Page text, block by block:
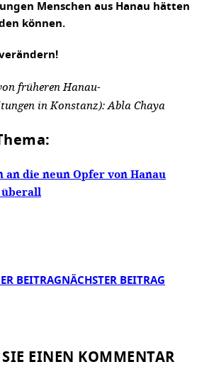
Menschen aus Hanau hätten
können.
früheren Hanau-
in Konstanz): Abla Chaya
an die neun Opfer von Hanau
überall
BEITRAG NÄCHSTER BEITRAG
SIE EINEN KOMMENTAR